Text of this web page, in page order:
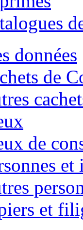
données
de
de
et